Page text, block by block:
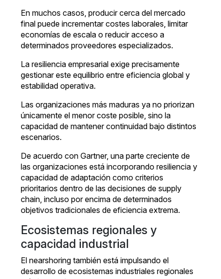
En muchos casos, producir cerca del mercado
final puede incrementar costes laborales, limitar
economías de escala o reducir acceso a
determinados proveedores especializados.
La resiliencia empresarial exige precisamente
gestionar este equilibrio entre eficiencia global y
estabilidad operativa.
Las organizaciones más maduras ya no priorizan
únicamente el menor coste posible, sino la
capacidad de mantener continuidad bajo distintos
escenarios.
De acuerdo con Gartner, una parte creciente de
las organizaciones está incorporando resiliencia y
capacidad de adaptación como criterios
prioritarios dentro de las decisiones de supply
chain, incluso por encima de determinados
objetivos tradicionales de eficiencia extrema.
Ecosistemas regionales y
capacidad industrial
El nearshoring también está impulsando el
desarrollo de ecosistemas industriales regionales